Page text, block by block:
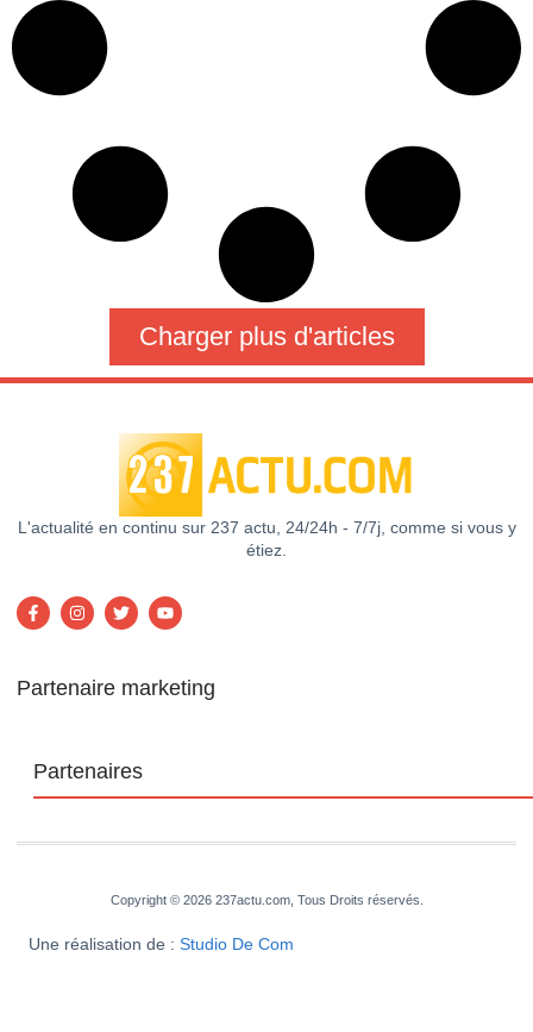
Charger plus d'articles
L'actualité en continu sur 237 actu, 24/24h - 7/7j, comme si vous y
étiez.
Partenaire marketing
Partenaires
Copyright © 2026 237actu.com, Tous Droits réservés.
Une réalisation de : Studio De Com